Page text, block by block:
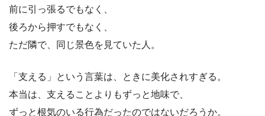
前に引っ張るでもなく、
後ろから押すでもなく、
ただ隣で、同じ景色を見ていた人。
「支える」という言葉は、ときに美化されすぎる。
本当は、支えることよりもずっと地味で、
ずっと根気のいる行為だったのではないだろうか。